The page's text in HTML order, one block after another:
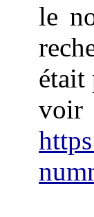
le
était
voir